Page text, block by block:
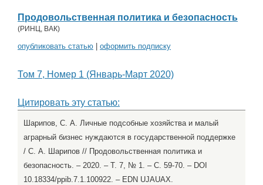
Продовольственная политика и безопасность
(РИНЦ, ВАК)
опубликовать статью оформить подписку
Том 7, Номер 1 (Январь-Март 2020)
Цитировать эту статью:
Шарипов, С. А. Личные подсобные хозяйства и малый
аграрный бизнес нуждаются в государственной поддержке
/ С. А. Шарипов // Продовольственная политика и
безопасность. – 2020. – Т. 7, № 1. – С. 59-70. – DOI
10.18334/ppib.7.1.100922. – EDN UJAUAX.